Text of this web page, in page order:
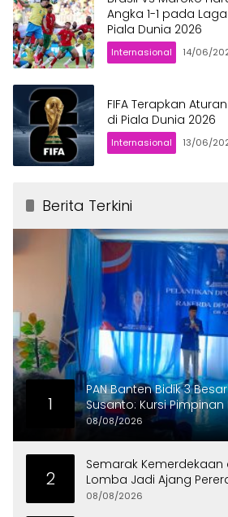
Angka 1-1 pada
Piala Dunia 2026
Internasional 14/06/
FIFA Terapkan
di Piala Dunia 2026
Internasional 13/06/
Berita Terkini
1
PAN Banten Bidik 3
Susanto: Kursi Pimpinan
08/08/2026
2
Semarak Kemerdekaan
Lomba Jadi Ajang
Warga
08/08/2026